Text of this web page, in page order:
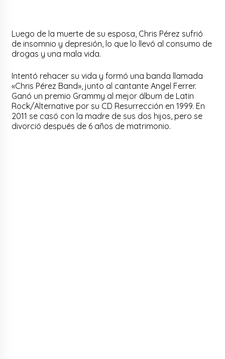
Luego de la muerte de su esposa, Chris Pérez sufrió
de insomnio y depresión, lo que lo llevó al consumo de
drogas y una mala vida.
Intentó rehacer su vida y formó una banda llamada
«Chris Pérez Band», junto al cantante Angel Ferrer.
Ganó un premio Grammy al mejor álbum de Latin
Rock/Alternative por su CD Resurrección en 1999. En
2011 se casó con la madre de sus dos hijos, pero se
divorció después de 6 años de matrimonio.